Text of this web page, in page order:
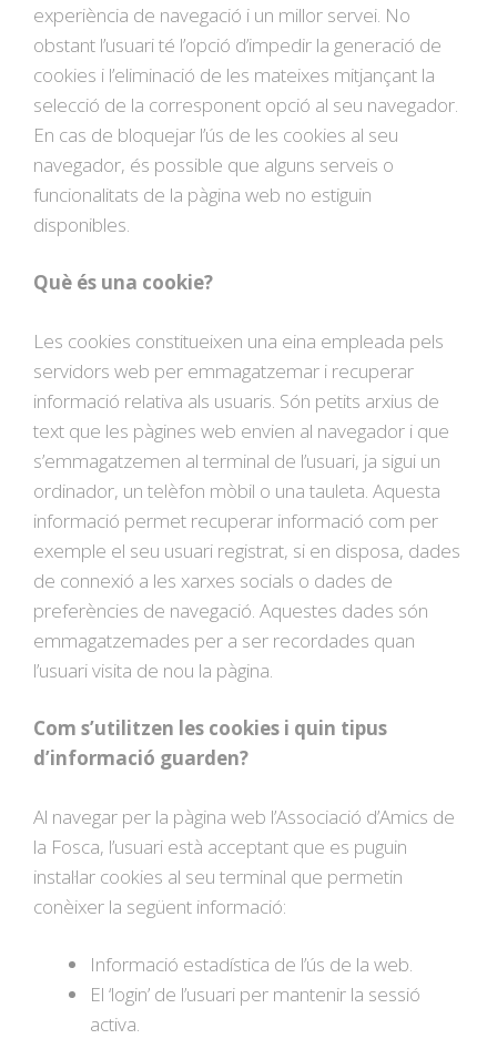
experiència de navegació i un millor servei. No
obstant l’usuari té l’opció d’impedir la generació de
cookies i l’eliminació de les mateixes mitjançant la
selecció de la corresponent opció al seu navegador.
En cas de bloquejar l’ús de les cookies al seu
navegador, és possible que alguns serveis o
funcionalitats de la pàgina web no estiguin
disponibles.
Què és una cookie?
Les cookies constitueixen una eina empleada pels
servidors web per emmagatzemar i recuperar
informació relativa als usuaris. Són petits arxius de
text que les pàgines web envien al navegador i que
s’emmagatzemen al terminal de l’usuari, ja sigui un
ordinador, un telèfon mòbil o una tauleta. Aquesta
informació permet recuperar informació com per
exemple el seu usuari registrat, si en disposa, dades
de connexió a les xarxes socials o dades de
preferències de navegació. Aquestes dades són
emmagatzemades per a ser recordades quan
l’usuari visita de nou la pàgina.
Com s’utilitzen les cookies i quin tipus
d’informació guarden?
Al navegar per la pàgina web l’Associació d’Amics de
la Fosca, l’usuari està acceptant que es puguin
instal·lar cookies al seu terminal que permetin
conèixer la següent informació:
Informació estadística de l’ús de la web.
El ‘login’ de l’usuari per mantenir la sessió
activa.